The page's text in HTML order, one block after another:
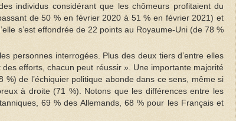
individus considérant que les chômeurs profitaient du
de 50 % en février 2020 à 51 % en février 2021) et
s’est effondrée de 22 points au Royaume-Uni (de 78 %
personnes interrogées. Plus des deux tiers d’entre elles
des efforts, chacun peut réussir ». Une importante majorité
de l’échiquier politique abonde dans ce sens, même si
à droite (71 %). Notons que les différences entre les
69 % des Allemands, 68 % pour les Français et